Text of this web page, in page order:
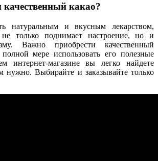
качественный какао?
натуральным и вкусным лекарством,
только поднимает настроение, но и
Важно приобрести качественный
мере использовать его полезные
интернет-магазине вы легко найдете
нужно. Выбирайте и заказывайте только